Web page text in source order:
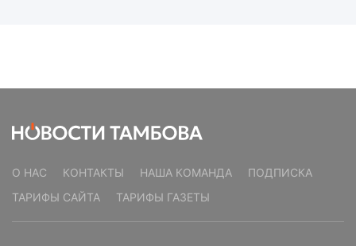
О НАС КОНТАКТЫ НАША КОМАНДА
ПОДПИСКА
ТАРИФЫ САЙТА
ТАРИФЫ ГАЗЕТЫ